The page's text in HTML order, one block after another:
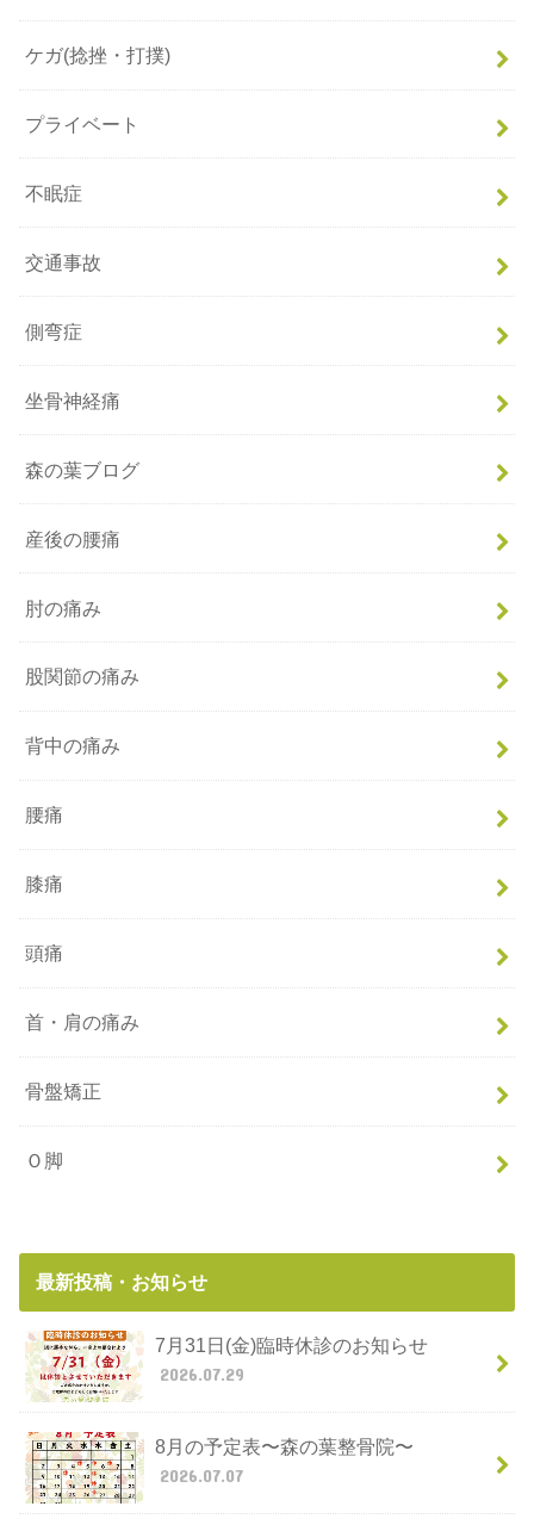
ケガ(捻挫・打撲)
プライベート
不眠症
交通事故
側弯症
坐骨神経痛
森の葉ブログ
産後の腰痛
肘の痛み
股関節の痛み
背中の痛み
腰痛
膝痛
頭痛
首・肩の痛み
骨盤矯正
Ｏ脚
最新投稿・お知らせ
7月31日(金)臨時休診のお知らせ
2026.07.29
8月の予定表〜森の葉整骨院〜
2026.07.07